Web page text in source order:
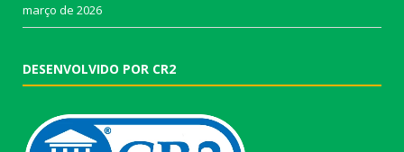
março de 2026
DESENVOLVIDO POR CR2